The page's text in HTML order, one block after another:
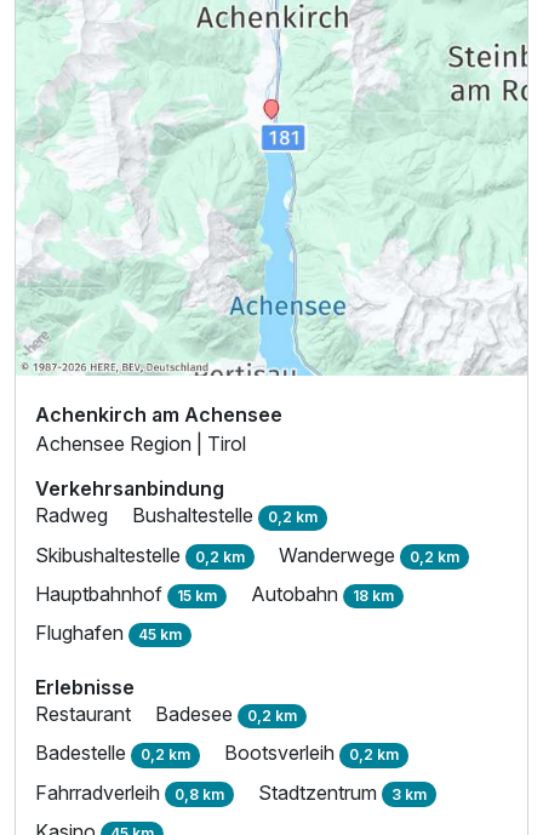
Achenkirch am Achensee
Achensee Region | Tirol
Verkehrsanbindung
Radweg
Bushaltestelle 0,2 km
Skibushaltestelle 0,2 km Wanderwege 0,2 km
Hauptbahnhof 15 km Autobahn 18 km
Flughafen 45 km
Erlebnisse
Restaurant
Badesee 0,2 km
Badestelle 0,2 km Bootsverleih 0,2 km
Fahrradverleih 0,8 km Stadtzentrum 3 km